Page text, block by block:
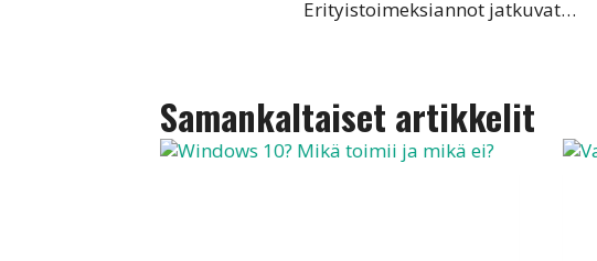
selaus
Erityistoimeksiannot jatkuvat…
Samankaltaiset artikkelit